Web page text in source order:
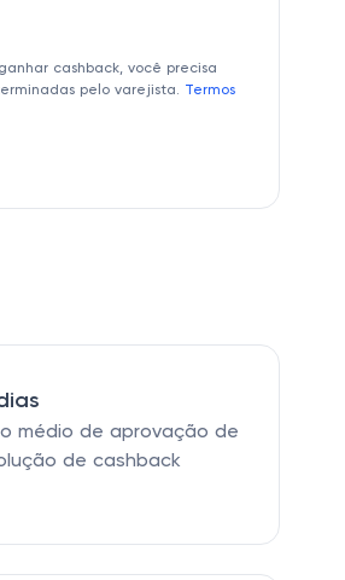
cashback, você precisa
pelo varejista. Termos
médio de aprovação de
de cashback